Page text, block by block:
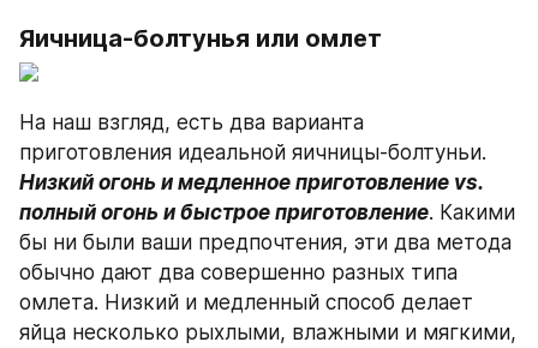
Яичница-болтунья или омлет
На наш взгляд, есть два варианта
Низкий огонь и медленное приготовление vs.
полный огонь и быстрое приготовление. Какими
бы ни были ваши предпочтения, эти два метода
обычно дают два совершенно разных типа
омлета. Низкий и медленный способ делает
яйца несколько рыхлыми, влажными и мягкими,